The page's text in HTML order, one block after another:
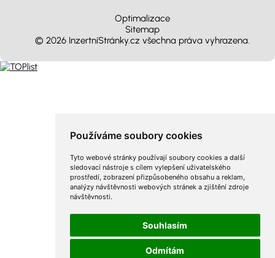
Používáme soubory cookies
Tyto webové stránky používají soubory cookies a další
sledovací nástroje s cílem vylepšení uživatelského
prostředí, zobrazení přizpůsobeného obsahu a reklam,
analýzy návštěvnosti webových stránek a zjištění zdroje
návštěvnosti.
Souhlasím
Odmítám
Optimalizace
Sitemap
© 2026 InzertníStránky.cz všechna práva vyhrazena.